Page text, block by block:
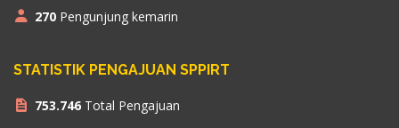
270 Pengunjung kemarin
STATISTIK PENGAJUAN SPPIRT
753.746 Total Pengajuan